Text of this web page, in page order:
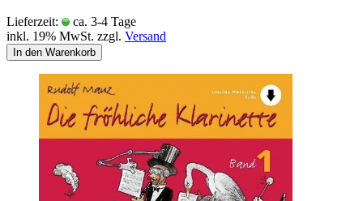
Lieferzeit:
ca. 3-4 Tage
inkl. 19% MwSt. zzgl. Versand
In den Warenkorb